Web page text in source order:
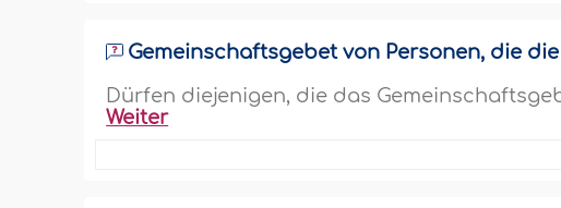
Gemeinschaftsgebet von Personen, die
Dürfen diejenigen, die das
Weiter